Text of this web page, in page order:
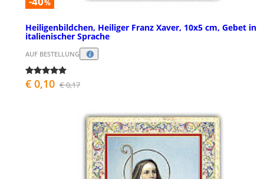
%
Heiligenbildchen, Heiliger Franz Xaver, 10x5 cm, Gebet in
italienischer Sprache
AUF BESTELLUNG
€ 0,10 € 0,17